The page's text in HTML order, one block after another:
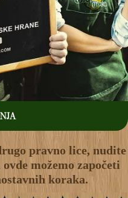
pravno lice, nudite
možemo započeti
koraka.